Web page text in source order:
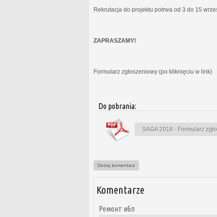
Rekrutacja do projektu potrwa od 3 do 15
ZAPRASZAMY!
Formularz zgłoszeniowy (po kliknięciu w link)
Do pobrania:
SAGA 2018 - Formularz
Dodaj komentarz
Komentarze
Ремонт ибп